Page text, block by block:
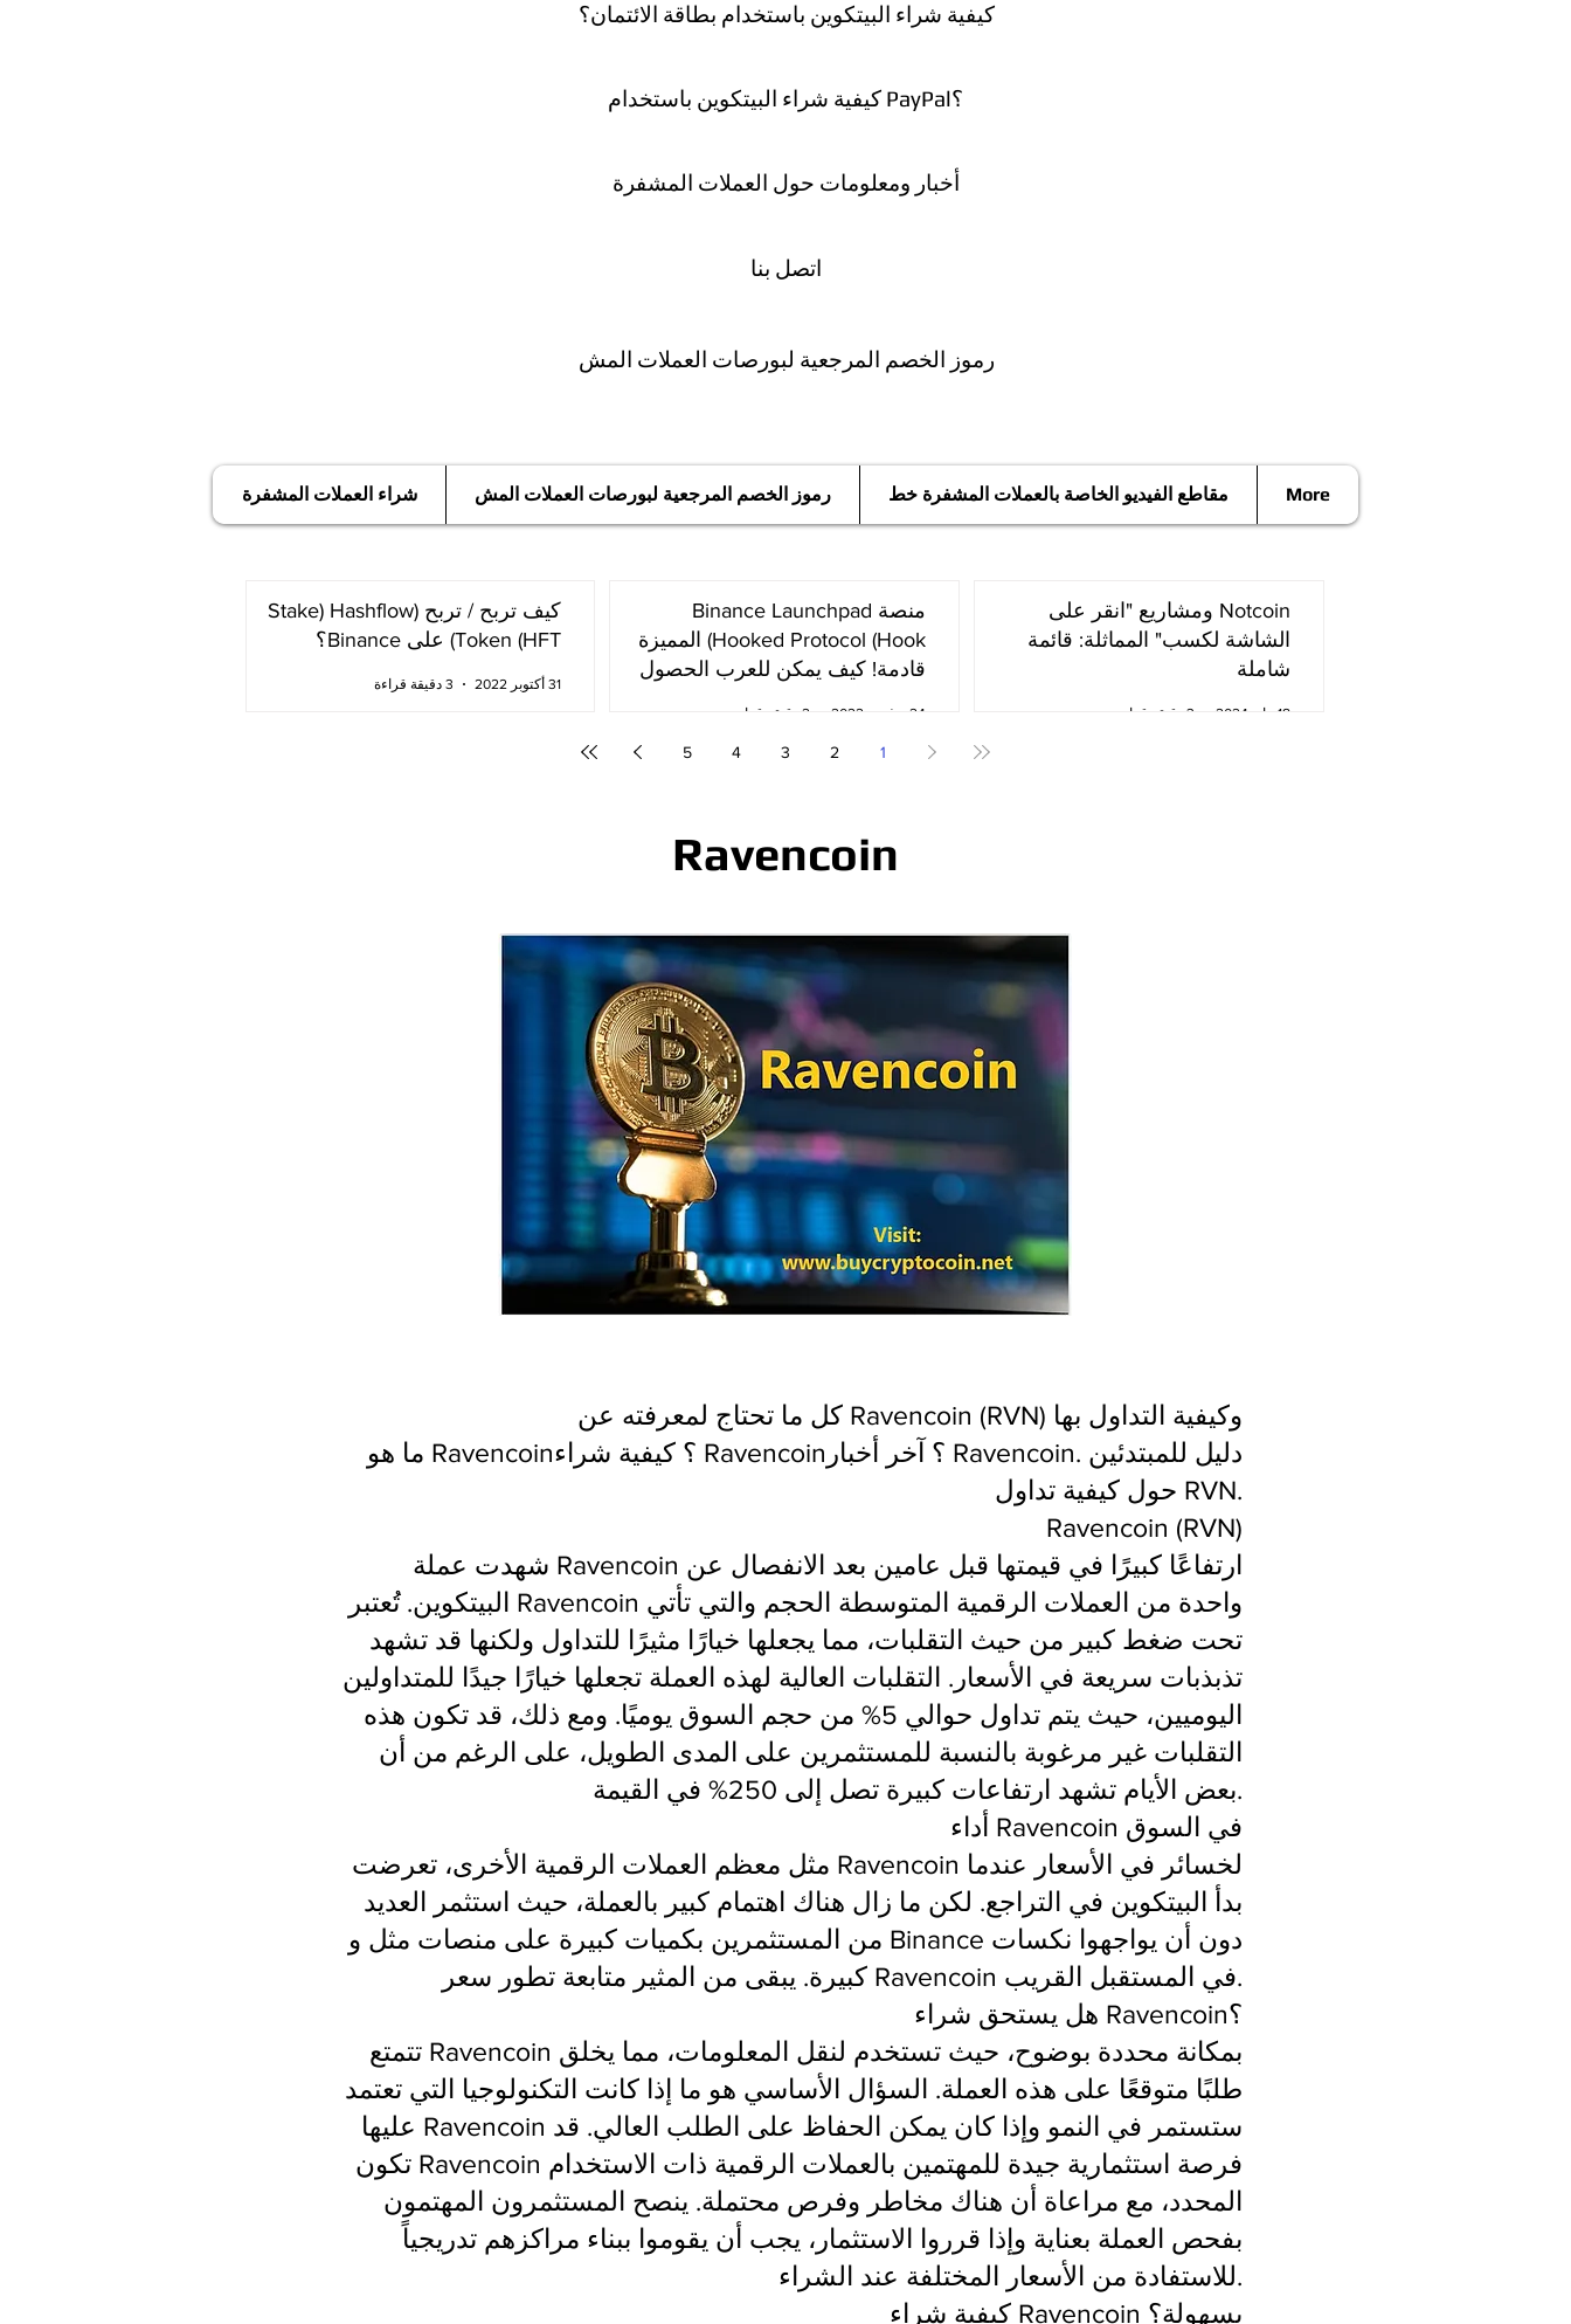
كيفية شراء البيتكوين باستخدام بطاقة الائتمان؟
كيفية شراء البيتكوين باستخدام PayPal؟
أخبار ومعلومات حول العملات المشفرة
اتصل بنا
رموز الخصم المرجعية لبورصات العملات المش
شراء العملات المشفرة رموز الخصم المرجعية لبورصات العملات المش مقاطع الفيديو الخاصة بالعملات المشفرة خط More
Notcoin ومشاريع "انقر على
الشاشة لكسب" المماثلة: قائمة
شاملة
18 مايو 2024 3 دقيقة قراءة
منصة Binance Launchpad
Hooked Protocol (Hook) المميزة
قادمة! كيف يمكن للعرب الحصول
24 نوفمبر 2022 2 دقيقة قراءة
كيف تربح / تربح (Stake) Hashflow
Token (HFT) على Binance؟
31 أكتوبر 2022 3 دقيقة قراءة
1
2
3
4
5
Ravencoin
كل ما تحتاج لمعرفته عن Ravencoin (RVN) وكيفية التداول بها
ما هو Ravencoin؟ كيفية شراء Ravencoin؟ آخر أخبار Ravencoin. دليل للمبتدئين
حول كيفية تداول RVN.
Ravencoin (RVN)
شهدت عملة Ravencoin ارتفاعًا كبيرًا في قيمتها قبل عامين بعد الانفصال عن
البيتكوين. تُعتبر Ravencoin واحدة من العملات الرقمية المتوسطة الحجم والتي تأتي
تحت ضغط كبير من حيث التقلبات، مما يجعلها خيارًا مثيرًا للتداول ولكنها قد تشهد
تذبذبات سريعة في الأسعار. التقلبات العالية لهذه العملة تجعلها خيارًا جيدًا للمتداولين
اليوميين، حيث يتم تداول حوالي 5% من حجم السوق يوميًا. ومع ذلك، قد تكون هذه
التقلبات غير مرغوبة بالنسبة للمستثمرين على المدى الطويل، على الرغم من أن
بعض الأيام تشهد ارتفاعات كبيرة تصل إلى 250% في القيمة.
أداء Ravencoin في السوق
مثل معظم العملات الرقمية الأخرى، تعرضت Ravencoin لخسائر في الأسعار عندما
بدأ البيتكوين في التراجع. لكن ما زال هناك اهتمام كبير بالعملة، حيث استثمر العديد
من المستثمرين بكميات كبيرة على منصات مثل و Binance دون أن يواجهوا نكسات
كبيرة. يبقى من المثير متابعة تطور سعر Ravencoin في المستقبل القريب.
هل يستحق شراء Ravencoin؟
تتمتع Ravencoin بمكانة محددة بوضوح، حيث تستخدم لنقل المعلومات، مما يخلق
طلبًا متوقعًا على هذه العملة. السؤال الأساسي هو ما إذا كانت التكنولوجيا التي تعتمد
عليها Ravencoin ستستمر في النمو وإذا كان يمكن الحفاظ على الطلب العالي. قد
تكون Ravencoin فرصة استثمارية جيدة للمهتمين بالعملات الرقمية ذات الاستخدام
المحدد، مع مراعاة أن هناك مخاطر وفرص محتملة. ينصح المستثمرون المهتمون
بفحص العملة بعناية وإذا قرروا الاستثمار، يجب أن يقوموا ببناء مراكزهم تدريجياً
للاستفادة من الأسعار المختلفة عند الشراء.
كيفية شراء Ravencoin بسهولة؟